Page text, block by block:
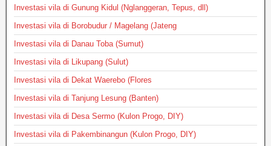
Investasi vila di Gunung Kidul (Nglanggeran, Tepus, dll)
Investasi vila di Borobudur / Magelang (Jateng
Investasi vila di Danau Toba (Sumut)
Investasi vila di Likupang (Sulut)
Investasi vila di Dekat Waerebo (Flores
Investasi vila di Tanjung Lesung (Banten)
Investasi vila di Desa Sermo (Kulon Progo, DIY)
Investasi vila di Pakembinangun (Kulon Progo, DIY)